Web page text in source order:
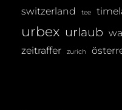
switzerland tee
urbex urlaub
zeitraffer
zurich